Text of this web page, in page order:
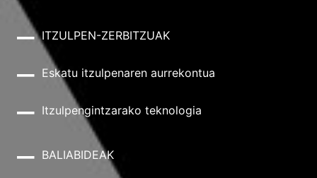
ITZULPEN-ZERBITZUAK
Eskatu itzulpenaren aurrekontua
Itzulpengintzarako teknologia
BALIABIDEAK